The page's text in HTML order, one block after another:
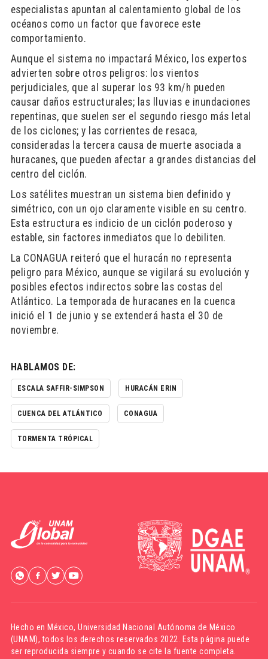
especialistas apuntan al calentamiento global de los
océanos como un factor que favorece este
comportamiento.
Aunque el sistema no impactará México, los expertos
advierten sobre otros peligros: los vientos
perjudiciales, que al superar los 93 km/h pueden
causar daños estructurales; las lluvias e inundaciones
repentinas, que suelen ser el segundo riesgo más letal
de los ciclones; y las corrientes de resaca,
consideradas la tercera causa de muerte asociada a
huracanes, que pueden afectar a grandes distancias del
centro del ciclón.
Los satélites muestran un sistema bien definido y
simétrico, con un ojo claramente visible en su centro.
Esta estructura es indicio de un ciclón poderoso y
estable, sin factores inmediatos que lo debiliten.
La CONAGUA reiteró que el huracán no representa
peligro para México, aunque se vigilará su evolución y
posibles efectos indirectos sobre las costas del
Atlántico. La temporada de huracanes en la cuenca
inició el 1 de junio y se extenderá hasta el 30 de
noviembre.
HABLAMOS DE:
ESCALA SAFFIR-SIMPSON HURACÁN ERIN
CUENCA DEL ATLÁNTICO CONAGUA
TORMENTA TRÓPICAL
Hecho en México,Universidad Nacional Autónoma de México
(UNAM), todos los derechos reservados 2022. Esta página puede
ser reproducida siempre y cuando se cite la fuente completa.